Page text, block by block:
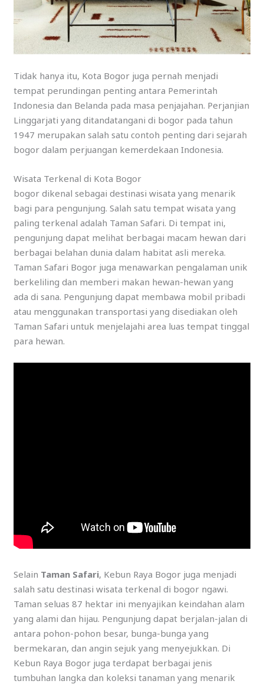
Tidak hanya itu, Kota Bogor juga pernah menjadi
tempat perundingan penting antara Pemerintah
Indonesia dan Belanda pada masa penjajahan. Perjanjian
Linggarjati yang ditandatangani di bogor pada tahun
1947 merupakan salah satu contoh penting dari sejarah
bogor dalam perjuangan kemerdekaan Indonesia.
Wisata Terkenal di Kota Bogor
bogor dikenal sebagai destinasi wisata yang menarik
bagi para pengunjung. Salah satu tempat wisata yang
paling terkenal adalah Taman Safari. Di tempat ini,
pengunjung dapat melihat berbagai macam hewan dari
berbagai belahan dunia dalam habitat asli mereka.
Taman Safari Bogor juga menawarkan pengalaman unik
berkeliling dan memberi makan hewan-hewan yang
ada di sana. Pengunjung dapat membawa mobil pribadi
atau menggunakan transportasi yang disediakan oleh
Taman Safari untuk menjelajahi area luas tempat tinggal
para hewan.
Selain Taman Safari, Kebun Raya Bogor juga menjadi
salah satu destinasi wisata terkenal di bogor ngawi.
Taman seluas 87 hektar ini menyajikan keindahan alam
yang alami dan hijau. Pengunjung dapat berjalan-jalan di
antara pohon-pohon besar, bunga-bunga yang
bermekaran, dan angin sejuk yang menyejukkan. Di
Kebun Raya Bogor juga terdapat berbagai jenis
tumbuhan langka dan koleksi tanaman yang menarik